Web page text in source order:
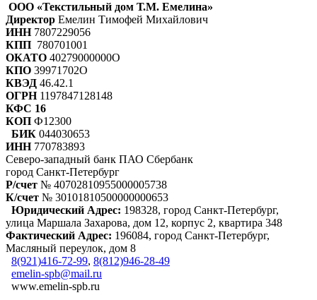
ООО «Текстильный дом Т.М. Емелина»
Директор Емелин Тимофей Михайлович
ИНН 7807229056
КПП 780701001
ОКАТО 40279000000О
КПО 39971702О
КВЭД 46.42.1
ОГРН1197847128148
КФС 16
КОП Ф12300
БИК 044030653
ИНН770783893
Северо-западный банк ПАО Сбербанк
город Санкт-Петербург
Р/счет № 40702810955000005738
К/счет № 30101810500000000653
Юридический Адрес: 198328, город Санкт-Петербург,
улица Маршала Захарова, дом 12, корпус 2, квартира 348
Фактический Адрес: 196084, город Санкт-Петербург,
Масляный переулок, дом 8
8(921)416-72-99, 8(812)946-28-49
emelin-spb@mail.ru
www.emelin-spb.ru